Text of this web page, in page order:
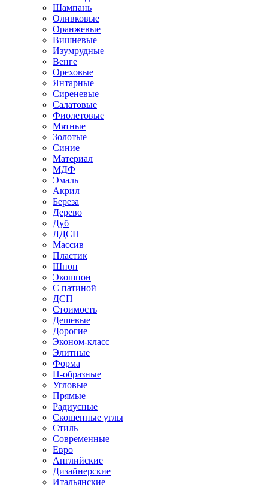
Шампань
Оливковые
Оранжевые
Вишневые
Изумрудные
Венге
Ореховые
Янтарные
Сиреневые
Салатовые
Фиолетовые
Мятные
Золотые
Синие
Материал
МДФ
Эмаль
Акрил
Береза
Дерево
Дуб
ЛДСП
Массив
Пластик
Шпон
Экошпон
С патиной
ДСП
Стоимость
Дешевые
Дорогие
Эконом-класс
Элитные
Форма
П-образные
Угловые
Прямые
Радиусные
Скошенные углы
Стиль
Современные
Евро
Английские
Дизайнерские
Итальянские